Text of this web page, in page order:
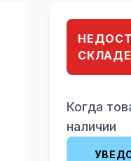
СКЛАДЕ
Когда
наличии